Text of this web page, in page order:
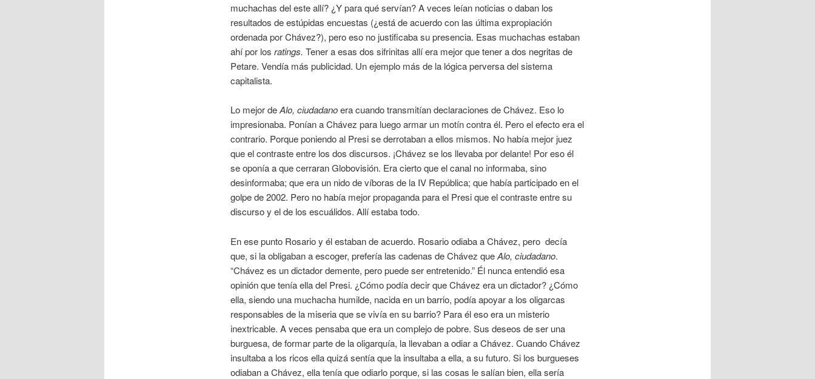
muchachas del este allí? ¿Y para qué servían? A veces leían noticias o daban los
resultados de estúpidas encuestas (¿está de acuerdo con las última expropiación
ordenada por Chávez?), pero eso no justificaba su presencia. Esas muchachas estaban
ahí por los ratings. Tener a esas dos sifrinitas allí era mejor que tener a dos negritas de
Petare. Vendía más publicidad. Un ejemplo más de la lógica perversa del sistema
capitalista.
Lo mejor deAlo, ciudadanoera cuando transmitían declaraciones de Chávez. Eso lo
impresionaba. Ponían a Chávez para luego armar un motín contra él. Pero el efecto era el
contrario. Porque poniendo al Presi se derrotaban a ellos mismos. No había mejor juez
que el contraste entre los dos discursos. ¡Chávez se los llevaba por delante! Por eso él
se oponía a que cerraran Globovisión. Era cierto que el canal no informaba, sino
desinformaba; que era un nido de víboras de la IV República; que había participado en el
golpe de 2002. Pero no había mejor propaganda para el Presi que el contraste entre su
discurso y el de los escuálidos. Allí estaba todo.
En ese punto Rosario y él estaban de acuerdo. Rosario odiaba a Chávez, pero decía
que, si la obligaban a escoger, prefería las cadenas de Chávez queAlo, ciudadano.
“Chávez es un dictador demente, pero puede ser entretenido.” Él nunca entendió esa
opinión que tenía ella del Presi. ¿Cómo podía decir que Chávez era un dictador? ¿Cómo
ella, siendo una muchacha humilde, nacida en un barrio, podía apoyar a los oligarcas
responsables de la miseria que se vivía en su barrio? Para él eso era un misterio
inextricable. A veces pensaba que era un complejo de pobre. Sus deseos de ser una
burguesa, de formar parte de la oligarquía, la llevaban a odiar a Chávez. Cuando Chávez
insultaba a los ricos ella quizá sentía que la insultaba a ella, a su futuro. Si los burgueses
odiaban a Chávez, ella tenía que odiarlo porque, si las cosas le salían bien, ella sería